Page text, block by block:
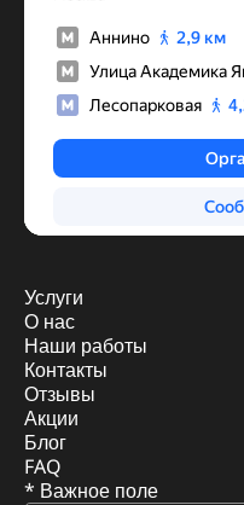
Услуги
О нас
Наши работы
Контакты
Отзывы
Акции
Блог
FAQ
* Важное поле